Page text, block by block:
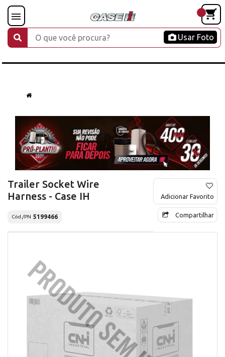
Usar Foto
Trailer Socket Wire
Harness - Case IH
Cód./PN 5199466
Adicionar Favorito
Compartilhar